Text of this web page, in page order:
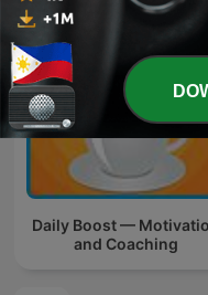
Daily Boost —
and Coaching